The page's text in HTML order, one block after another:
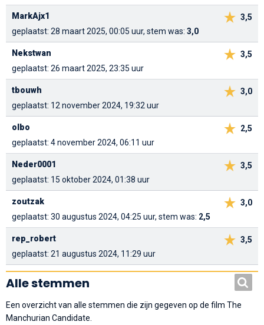
3,5
MarkAjx1
geplaatst: 28 maart 2025, 00:05 uur, stem was: 3,0
3,5
Nekstwan
geplaatst: 26 maart 2025, 23:35 uur
3,0
tbouwh
geplaatst: 12 november 2024, 19:32 uur
2,5
olbo
geplaatst: 4 november 2024, 06:11 uur
3,5
Neder0001
geplaatst: 15 oktober 2024, 01:38 uur
3,0
zoutzak
geplaatst: 30 augustus 2024, 04:25 uur, stem was: 2,5
3,5
rep_robert
geplaatst: 21 augustus 2024, 11:29 uur
Alle stemmen
Een overzicht van alle stemmen die zijn gegeven op de film The
Manchurian Candidate.